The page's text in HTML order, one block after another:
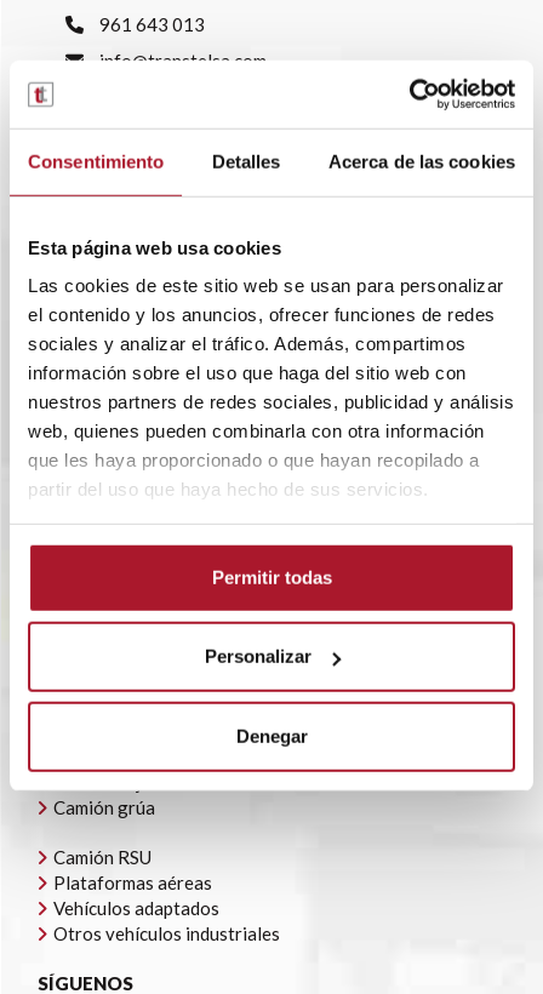
Consentimiento Detalles Acerca de las cookies
Esta página web usa cookies
Las cookies de este sitio web se usan para personalizar
el contenido y los anuncios, ofrecer funciones de redes
sociales y analizar el tráfico. Además, compartimos
información sobre el uso que haga del sitio web con
nuestros partners de redes sociales, publicidad y análisis
web, quienes pueden combinarla con otra información
que les haya proporcionado o que hayan recopilado a
partir del uso que haya hecho de sus servicios.
Permitir todas
Personalizar
Denegar
961 643 013
info@transtelsa.com
Ver delegaciones
Trabaja con nosotros
SOBRE TRANSTEL
RENTING FLEXIBLE
POLÍTICA CORPORATIVA
CONTACTO
OFERTAS DE EMPLEO
AYUDAS AUTOCONSUMO
NUESTRA FLOTA
Todoterrenos y furgonetas
Camión grúa
Camión RSU
Plataformas aéreas
Vehículos adaptados
Otros vehículos industriales
SÍGUENOS